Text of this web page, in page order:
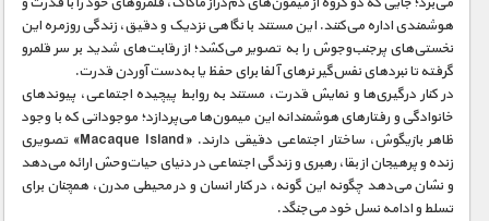
هوشمندی اداره می‌کنند. این مستند با نگاهی نزدیک و دقیق، زندگی روزمره این
نخستی‌های پرجنب‌وجوش را به تصویر می‌کشد؛ از رقابت‌های شدید بر سر قلمرو
گرفته تا نبردهای نفس‌گیر نرهای آلفا برای حفظ یا به‌دست آوردن قدرت.
در کنار درگیری‌ها و نمایش قدرت، مستند به روابط پیچیده اجتماعی، پیوندهای
خانوادگی و رفتارهای هوشمندانه این میمون‌ها می‌پردازد؛ موجوداتی که با وجود
ظاهر بازیگوش، ساختار اجتماعی دقیقی دارند. «Macaque Island» تصویری
زنده و پرهیجان از بقا، رهبری و زندگی اجتماعی در دنیای حیات‌وحش ارائه می‌دهد
و نشان می‌دهد چگونه این گونه، در کنار انسان و در محیطی مدرن، همچنان برای
تسلط و ادامه نسل خود می‌جنگد.